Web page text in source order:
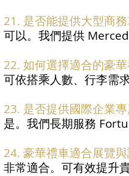
21. 是否能提供大型商務
可以。我們提供
22. 如何選擇適合的豪華
可依搭乘人數、行李需
23. 是否提供國際企業專
是。我們長期服務
24. 豪華禮車適合展覽
非常適合。可有效提升